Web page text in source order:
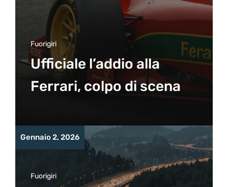
Fuorigiri
Ufficiale l’addio alla
Ferrari, colpo di scena
Gennaio 2, 2026
Fuorigiri